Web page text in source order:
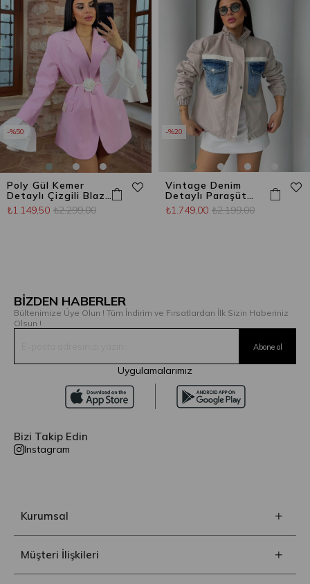
Poly Gül Kemer
Detaylı Çizgili Blazer
Ceket Şeker Pembe
₺1.149,50 ₺2.299,00
%50
Vintage Denim
Detaylı Paraşüt
Ceket Bej
₺1.749,00 ₺2.199,00
%20
BİZDEN HABERLER
Bültenimize Üye Olun ! Tüm İndirim ve Fırsatlardan İlk Sizin Haberiniz
Olsun !
Uygulamalarımız
Bizi Takip Edin
Instagram
Kurumsal
Müşteri İlişkileri